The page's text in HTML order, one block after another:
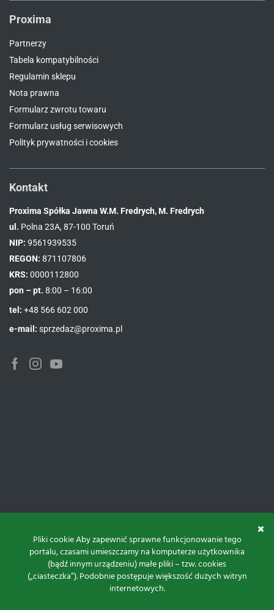
Proxima
Partnerzy
Tabela kompatybilności
Regulamin sklepu
Nota prawna
Formularz zwrotu towaru
Formularz usług serwisowych
Polityk prywatności i cookies
Kontakt
Proxima Spółka Jawna W.M. Fredrych, M. Fredrych
ul. Polna 23A, 87-100 Toruń
NIP: 9561939535
REGON: 871107806
KRS: 0000112800
pon – pt. 8:00 – 16:00
tel: +48 566 602 000
e-mail: sprzedaz@proxima.pl
FacebookInstagramYoutube
Pliki cookie Aby zapewnić sprawne funkcjonowanie tego
portalu, czasami umieszczamy na komputerze użytkownika
(bądź innym urządzeniu) małe pliki – tzw. cookies
(„ciasteczka”). Podobnie postępuje większość dużych witryn
internetowych.